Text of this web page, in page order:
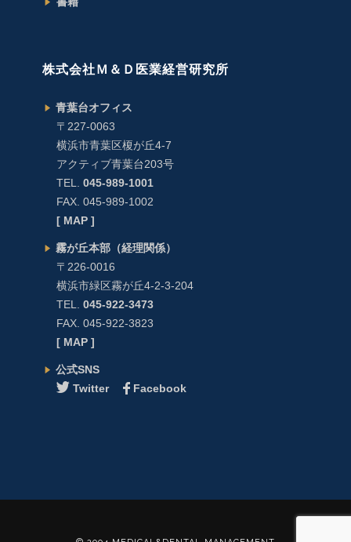
株式会社Ｍ＆Ｄ医業経営研究所
青葉台オフィス
〒227-0063
横浜市青葉区榎が丘4-7
アクティブ青葉台203号
TEL. 045-989-1001
FAX. 045-989-1002
[ MAP ]
霧が丘本部（経理関係）
〒226-0016
横浜市緑区霧が丘4-2-3-204
TEL. 045-922-3473
FAX. 045-922-3823
[ MAP ]
公式SNS
Twitter
Facebook